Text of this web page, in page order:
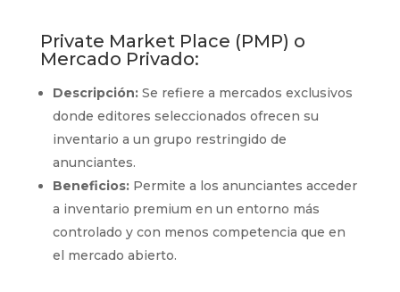
Private Market Place (PMP) o
Mercado Privado:
Descripción:Se refiere a mercados exclusivos
donde editores seleccionados ofrecen su
inventario a un grupo restringido de
anunciantes.
Beneficios:Permite a los anunciantes acceder
a inventario premium en un entorno más
controlado y con menos competencia que en
el mercado abierto.